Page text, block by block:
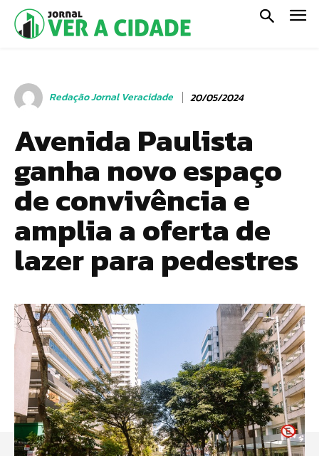
Redação Jornal Veracidade 20/05/2024
Avenida Paulista
ganha novo espaço
de convivência e
amplia a oferta de
lazer para pedestres